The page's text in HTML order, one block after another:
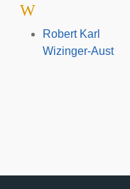
W
Robert Karl
Wizinger-Aust